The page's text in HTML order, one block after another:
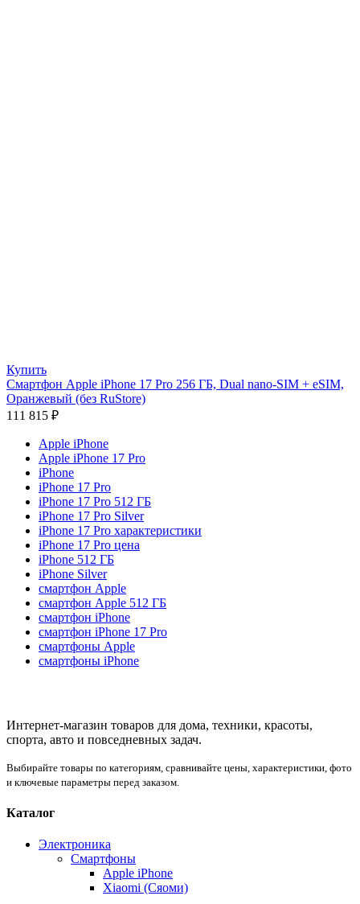
Купить
Смартфон Apple iPhone 17 Pro 256 ГБ, Dual nano-SIM + eSIM,
Оранжевый (без RuStore)
111 815 ₽
Apple iPhone
Apple iPhone 17 Pro
iPhone
iPhone 17 Pro
iPhone 17 Pro 512 ГБ
iPhone 17 Pro Silver
iPhone 17 Pro характеристики
iPhone 17 Pro цена
iPhone 512 ГБ
iPhone Silver
смартфон Apple
смартфон Apple 512 ГБ
смартфон iPhone
смартфон iPhone 17 Pro
смартфоны Apple
смартфоны iPhone
Интернет-магазин товаров для дома, техники, красоты,
спорта, авто и повседневных задач.
Выбирайте товары по категориям, сравнивайте цены, характеристики, фото
и ключевые параметры перед заказом.
Каталог
Электроника
Смартфоны
Apple iPhone
Xiaomi (Сяоми)